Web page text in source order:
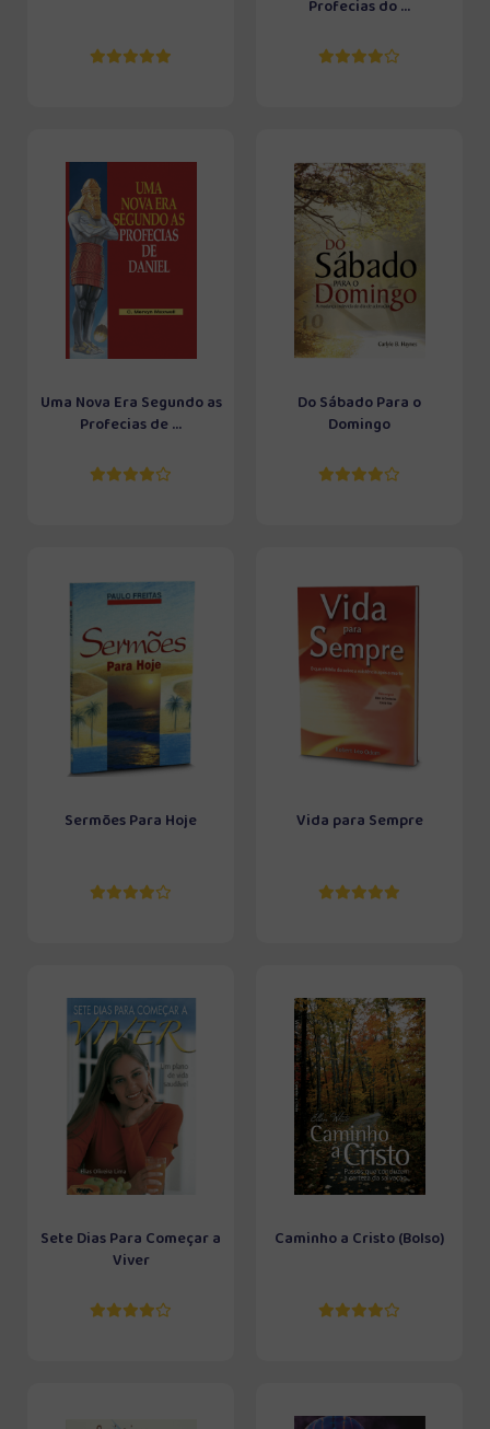
Profecias do ...
Uma Nova Era Segundo as
Profecias de ...
Do Sábado Para o
Domingo
Sermões Para Hoje Vida para Sempre
Sete Dias Para Começar a
Viver
Caminho a Cristo (Bolso)